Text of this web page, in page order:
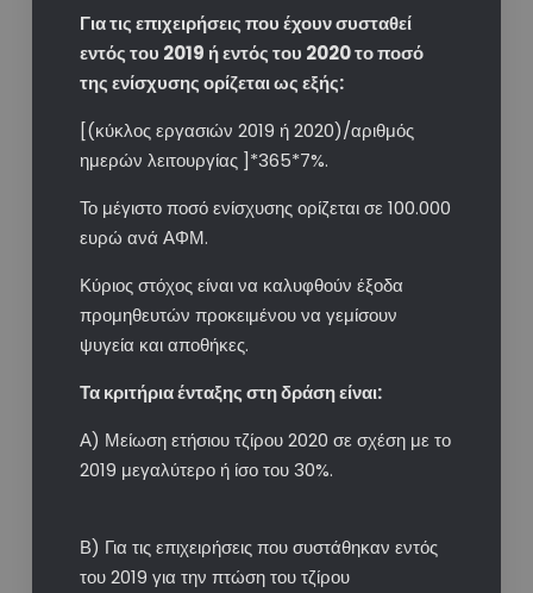
Για τις επιχειρήσεις που έχουν συσταθεί
εντός του 2019 ή εντός του 2020 το ποσό
της ενίσχυσης ορίζεται ως εξής:
[(κύκλος εργασιών 2019 ή 2020)/αριθμός
ημερών λειτουργίας ]*365*7%.
Το μέγιστο ποσό ενίσχυσης ορίζεται σε 100.000
ευρώ ανά ΑΦΜ.
Κύριος στόχος είναι να καλυφθούν έξοδα
προμηθευτών προκειμένου να γεμίσουν
ψυγεία και αποθήκες.
Τα κριτήρια ένταξης στη δράση είναι:
Α) Μείωση ετήσιου τζίρου 2020 σε σχέση με το
2019 μεγαλύτερο ή ίσο του 30%.
Β) Για τις επιχειρήσεις που συστάθηκαν εντός
του 2019 για την πτώση του τζίρου